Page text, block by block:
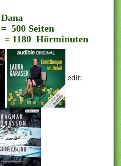
Dana
500 Seiten
1180 Hörminuten
edit: